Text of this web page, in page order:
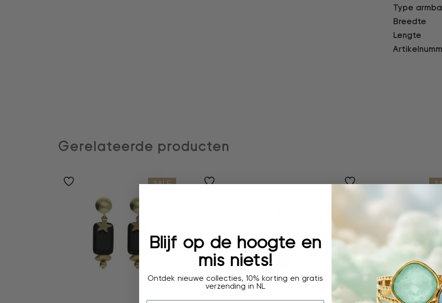
Type
Breedte
Lengte
Gerelateerde producten
SALE
Blijf op de hoogte en
mis niets!
Ontdek nieuwe collecties, 10% korting en gratis
verzending in NL